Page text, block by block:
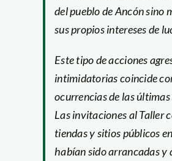
del pueblo de Ancón sino
sus propios intereses de
Este tipo de acciones
intimidatorias coincide
ocurrencias de las últimas
Las invitaciones al Taller
tiendas y sitios públicos
habían sido arrancadas y